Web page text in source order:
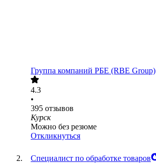
Группа компаний РБЕ (RBE Group)
4.3
•
395 отзывов
Курск
Можно без резюме
Откликнуться
Специалист по обработке товаров